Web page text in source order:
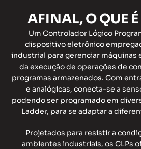
AFINAL, O QUE
Um Controlador Lógico
dispositivo eletrônico
industrial para gerenciar máquinas
da execução de operações de
programas armazenados. Com
e analógicas, conecta-se a
podendo ser programado em
Ladder, para se adaptar a
Projetados para resistir a
ambientes industriais, os CLPs